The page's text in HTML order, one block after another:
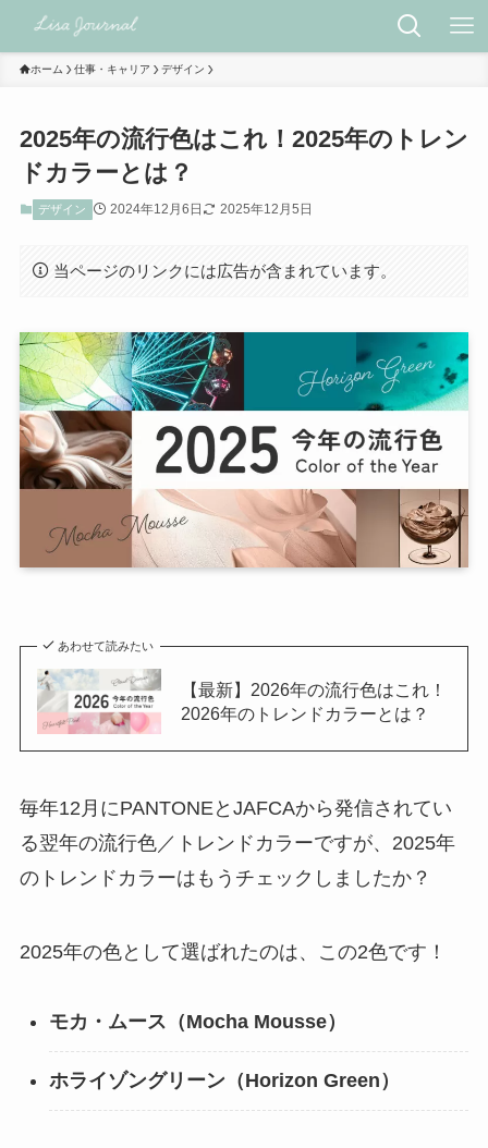
ホーム 仕事・キャリア デザイン
2025年の流行色はこれ！2025年のトレン
ドカラーとは？
デザイン 2024年12月6日 2025年12月5日
当ページのリンクには広告が含まれています。
あわせて読みたい
【最新】2026年の流行色はこれ！
2026年のトレンドカラーとは？
毎年12月にPANTONEとJAFCAから発信されてい
る翌年の流行色／トレンドカラーですが、2025年
のトレンドカラーはもうチェックしましたか？
2025年の色として選ばれたのは、この2色です！
モカ・ムース（Mocha Mousse）
ホライゾングリーン（Horizon Green）